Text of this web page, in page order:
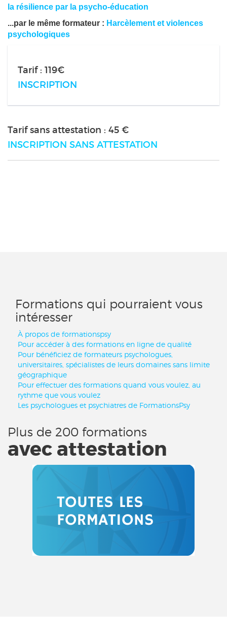
la résilience par la psycho-éducation
...par le même formateur : Harcèlement et violences
psychologiques
Tarif : 119€
INSCRIPTION
Tarif sans attestation : 45 €
INSCRIPTION SANS ATTESTATION
Formations qui pourraient vous
intéresser
À propos de formationspsy
Pour accéder à des formations en ligne de qualité
Pour bénéficiez de formateurs psychologues,
universitaires, spécialistes de leurs domaines sans limite
géographique
Pour effectuer des formations quand vous voulez, au
rythme que vous voulez
Les psychologues et psychiatres de FormationsPsy
Plus de 200 formations
avec attestation